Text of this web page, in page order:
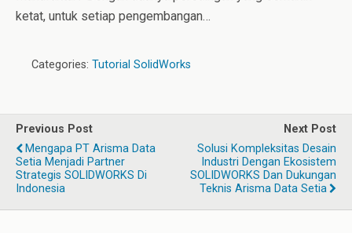
ketat, untuk setiap pengembangan…
Categories: Tutorial SolidWorks
Previous Post
Mengapa PT Arisma Data
Setia Menjadi Partner
Strategis SOLIDWORKS Di
Indonesia
Next Post
Solusi Kompleksitas Desain
Industri Dengan Ekosistem
SOLIDWORKS Dan Dukungan
Teknis Arisma Data Setia